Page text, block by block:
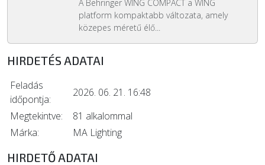
A Behringer WING COMPACT a WING
platform kompaktabb változata, amely
közepes méretű élő...
HIRDETÉS ADATAI
Feladás
időpontja:
2026. 06. 21. 16:48
Megtekintve:
81 alkalommal
Márka:
MA Lighting
HIRDETŐ ADATAI